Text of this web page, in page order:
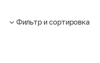
Фильтр и сортировка